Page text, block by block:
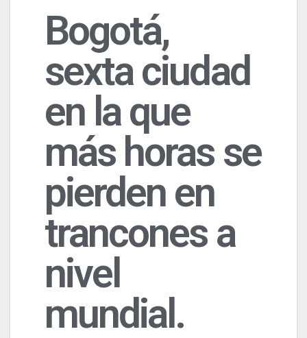
Bogotá,
sexta ciudad
en la que
más horas se
pierden en
trancones a
nivel
mundial.